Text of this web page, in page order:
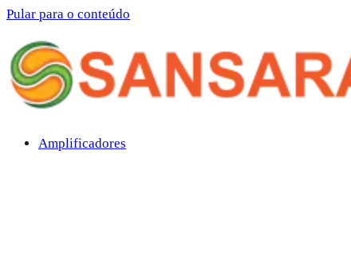
Pular para o conteúdo
Amplificadores